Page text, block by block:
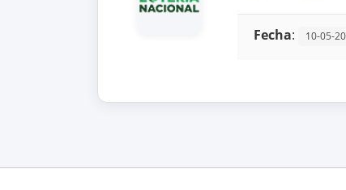
Fecha: 10-05-